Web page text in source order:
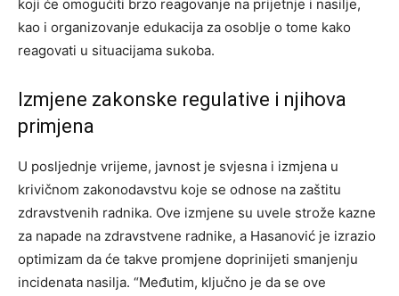
koji će omogućiti brzo reagovanje na prijetnje i nasilje,
kao i organizovanje edukacija za osoblje o tome kako
reagovati u situacijama sukoba.
Izmjene zakonske regulative i njihova
primjena
U posljednje vrijeme, javnost je svjesna i izmjena u
krivičnom zakonodavstvu koje se odnose na zaštitu
zdravstvenih radnika. Ove izmjene su uvele strože kazne
za napade na zdravstvene radnike, a Hasanović je izrazio
optimizam da će takve promjene doprinijeti smanjenju
incidenata nasilja. “Međutim, ključno je da se ove